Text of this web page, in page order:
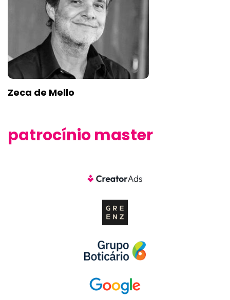
Zeca de Mello
patrocínio master